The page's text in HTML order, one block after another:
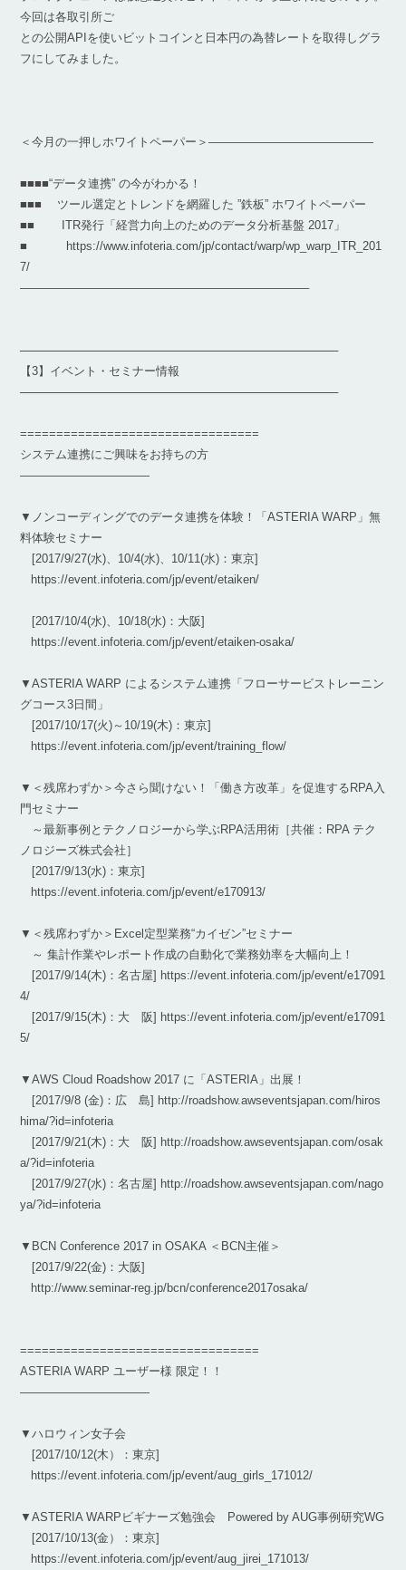
今回は各取引所ご
との公開APIを使いビットコインと日本円の為替レートを取得しグラ
フにしてみました。
＜今月の一押しホワイトペーパー＞——————————————
■■■■“データ連携” の今がわかる！
■■■ ツール選定とトレンドを網羅した ”鉄板” ホワイトペーパー
■■ ITR発行「経営力向上のためのデータ分析基盤 2017」
■ https://www.infoteria.com/jp/contact/warp/wp_warp_ITR_201
7/
————————————————————————–
───────────────────────────────────────
【3】イベント・セミナー情報
───────────────────────────────────────
=================================
システム連携にご興味をお持ちの方
———————————
▼ノンコーディングでのデータ連携を体験！「ASTERIA WARP」無
料体験セミナー
[2017/9/27(水)、10/4(水)、10/11(水)：東京]
https://event.infoteria.com/jp/event/etaiken/
[2017/10/4(水)、10/18(水)：大阪]
https://event.infoteria.com/jp/event/etaiken-osaka/
▼ASTERIA WARP によるシステム連携「フローサービストレーニン
グコース3日間」
[2017/10/17(火)～10/19(木)：東京]
https://event.infoteria.com/jp/event/training_flow/
▼＜残席わずか＞今さら聞けない！「働き方改革」を促進するRPA入
門セミナー
～最新事例とテクノロジーから学ぶRPA活用術［共催：RPA テク
ノロジーズ株式会社］
[2017/9/13(水)：東京]
https://event.infoteria.com/jp/event/e170913/
▼＜残席わずか＞Excel定型業務“カイゼン”セミナー
～ 集計作業やレポート作成の自動化で業務効率を大幅向上！
[2017/9/14(木)：名古屋] https://event.infoteria.com/jp/event/e17091
4/
[2017/9/15(木)：大 阪] https://event.infoteria.com/jp/event/e17091
5/
▼AWS Cloud Roadshow 2017 に「ASTERIA」出展！
[2017/9/8 (金)：広 島] http://roadshow.awseventsjapan.com/hiros
hima/?id=infoteria
[2017/9/21(木)：大 阪] http://roadshow.awseventsjapan.com/osak
a/?id=infoteria
[2017/9/27(水)：名古屋] http://roadshow.awseventsjapan.com/nago
ya/?id=infoteria
▼BCN Conference 2017 in OSAKA ＜BCN主催＞
[2017/9/22(金)：大阪]
http://www.seminar-reg.jp/bcn/conference2017osaka/
=================================
ASTERIA WARP ユーザー様 限定！！
———————————
▼ハロウィン女子会
[2017/10/12(木）：東京]
https://event.infoteria.com/jp/event/aug_girls_171012/
▼ASTERIA WARPビギナーズ勉強会 Powered by AUG事例研究WG
[2017/10/13(金）：東京]
https://event.infoteria.com/jp/event/aug_jirei_171013/